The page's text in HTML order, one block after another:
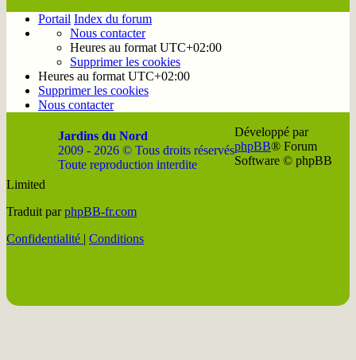
Portail Index du forum
Nous contacter
Heures au formatUTC+02:00
Supprimer les cookies
Heures au formatUTC+02:00
Supprimer les cookies
Nous contacter
Jardins du Nord
2009 - 2026 © Tous droits réservés
Toute reproduction interdite
Développé par
phpBB® Forum
Software © phpBB
Limited
Traduit parphpBB-fr.com
Confidentialité
Conditions